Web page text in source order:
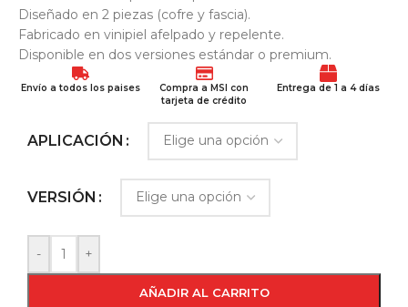
Diseñado en 2 piezas (cofre y fascia).
Fabricado en vinipiel afelpado y repelente.
Disponible en dos versiones estándar o premium.
Envío a todos los paises
Compra a MSI con
tarjeta de crédito
Entrega de 1 a 4 días
APLICACIÓN
VERSIÓN
- +
AÑADIR AL CARRITO